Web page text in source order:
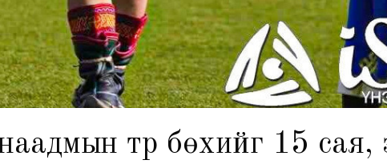
түрүү бөхийг 15 сая,